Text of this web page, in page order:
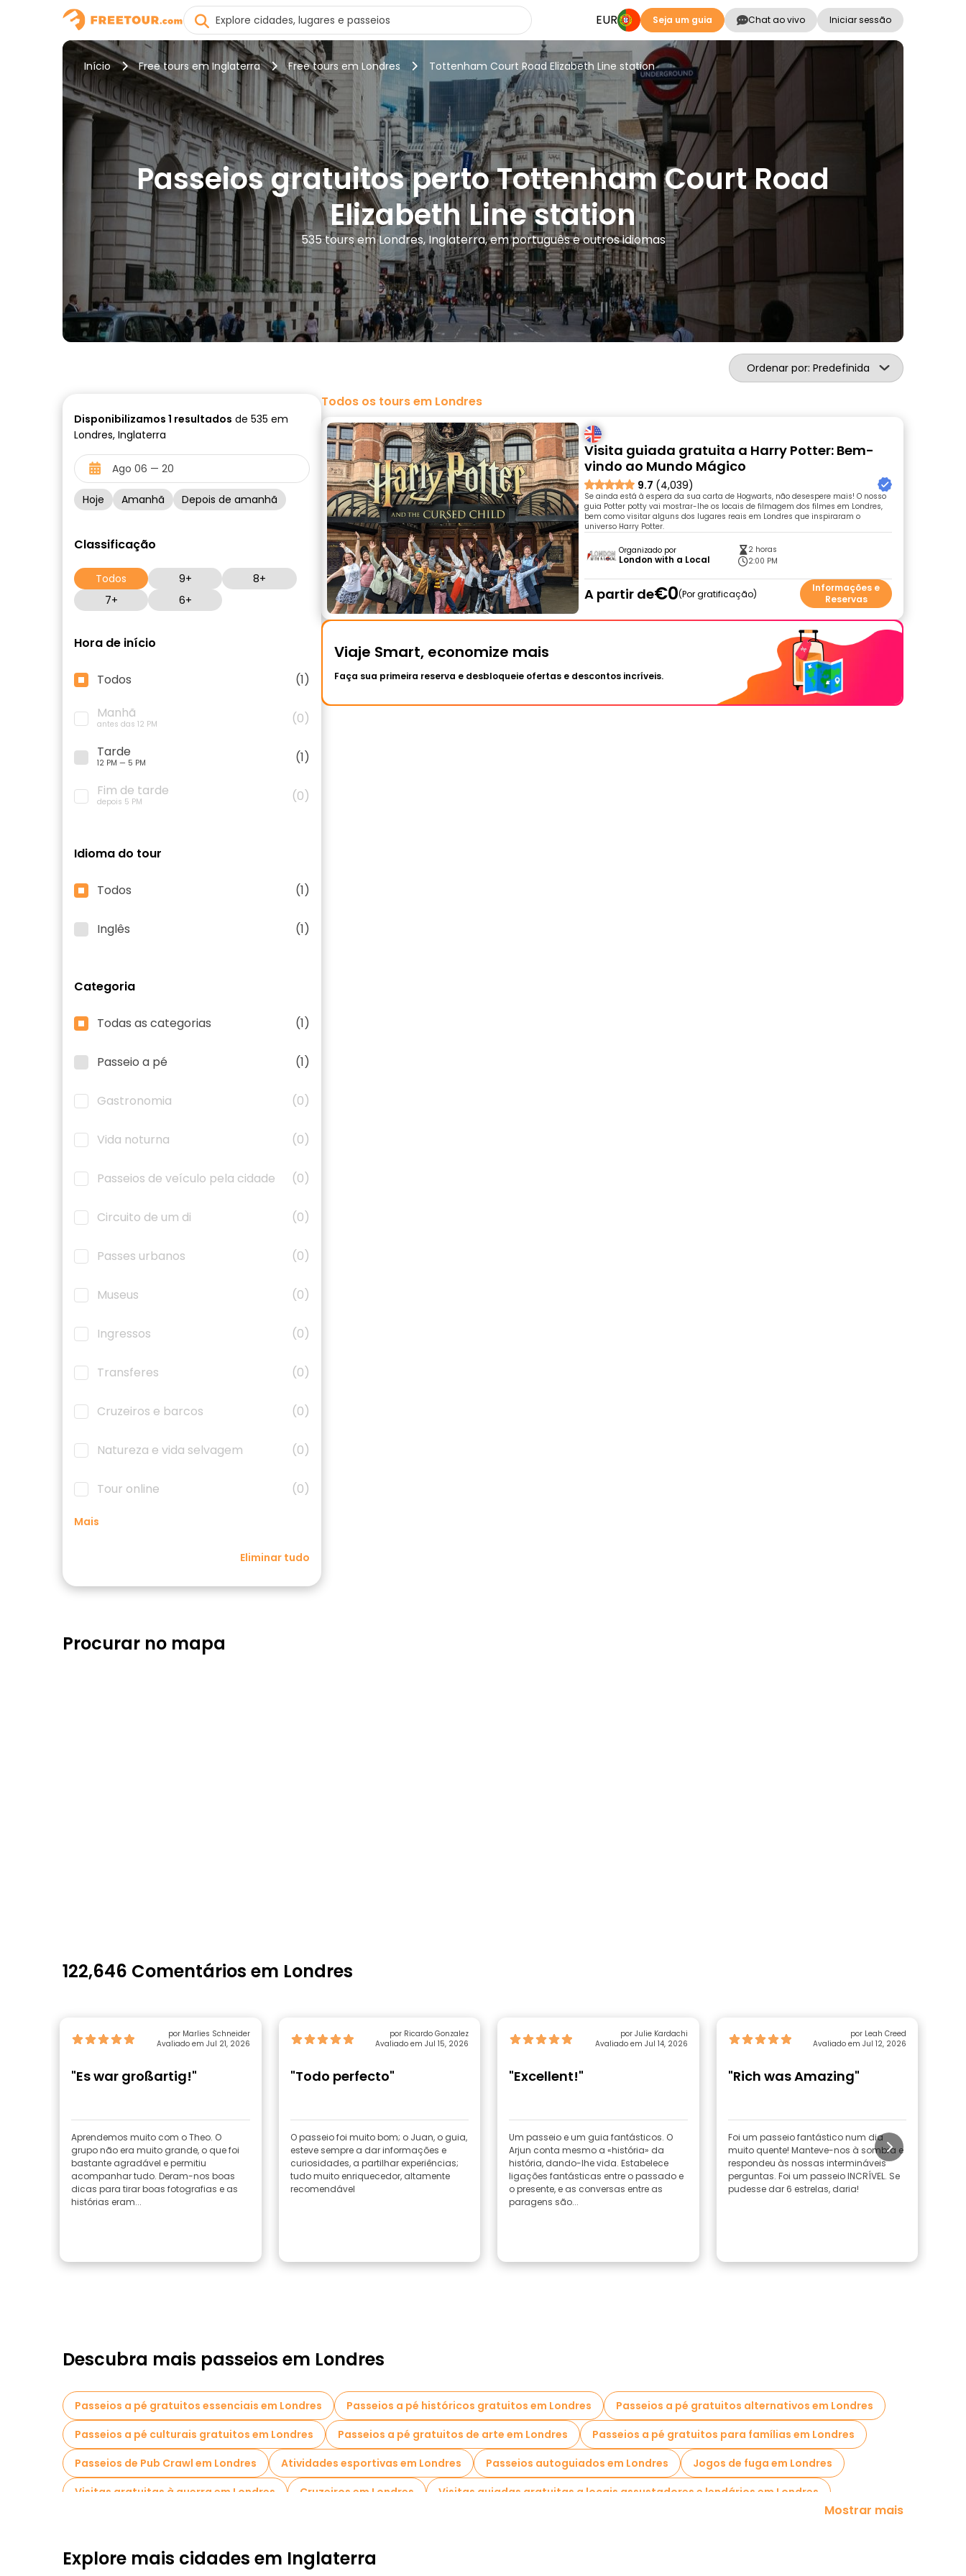
EUR Seja um guia Chat ao vivo Iniciar sessão
Início Free tours em Inglaterra Free tours em Londres Tottenham Court Road Elizabeth Line station
Passeios gratuitos perto Tottenham Court Road
Elizabeth Line station
535 tours em Londres, Inglaterra, em português e outros idiomas
Ordenar por: Predefinida
Disponibilizamos 1 resultados de 535 em
Londres, Inglaterra
Hoje Amanhã Depois de amanhã
Classificação
Todos 9+
8+
7+
6+
Hora de início
Todos
(1)
Manhã
antes das 12 PM
(0)
Tarde
12 PM — 5 PM
(1)
Fim de tarde
depois 5 PM (0)
Idioma do tour
Todos (1)
Inglês (1)
Categoria
Todas as categorias (1)
Passeio a pé (1)
Gastronomia (0)
Vida noturna (0)
Passeios de veículo pela cidade (0)
Circuito de um di (0)
Passes urbanos (0)
Museus (0)
Ingressos (0)
Transferes (0)
Cruzeiros e barcos (0)
Natureza e vida selvagem (0)
Tour online (0)
Mais
Eliminar tudo
Todos os tours em Londres
Visita guiada gratuita a Harry Potter: Bem-
vindo ao Mundo Mágico
9.7 (4,039)
Se ainda está à espera da sua carta de Hogwarts, não desespere mais! O nosso
guia Potter potty vai mostrar-lhe os locais de filmagem dos filmes em Londres,
bem como visitar alguns dos lugares reais em Londres que inspiraram o
universo Harry Potter.
Organizado por
London with a Local
2 horas
2:00 PM
A partir de€0 Por gratificação
Informações e
Reservas
Viaje Smart, economize mais
Faça sua primeira reserva e desbloqueie ofertas e descontos incríveis.
Procurar no mapa
122,646 Comentários em Londres
por Marlies Schneider
Avaliado em Jul 21, 2026
"Es war großartig!"
Aprendemos muito com o Theo. O
grupo não era muito grande, o que foi
bastante agradável e permitiu
acompanhar tudo. Deram-nos boas
dicas para tirar boas fotografias e as
histórias eram...
por Ricardo Gonzalez
Avaliado em Jul 15, 2026
"Todo perfecto"
O passeio foi muito bom; o Juan, o guia,
esteve sempre a dar informações e
curiosidades, a partilhar experiências;
tudo muito enriquecedor, altamente
recomendável
por Julie Kardachi
Avaliado em Jul 14, 2026
"Excellent!"
Um passeio e um guia fantásticos. O
Arjun conta mesmo a «história» da
história, dando-lhe vida. Estabelece
ligações fantásticas entre o passado e
o presente, e as conversas entre as
paragens são...
por Leah Creed
Avaliado em Jul 12, 2026
"Rich was Amazing"
Foi um passeio fantástico num dia
muito quente! Manteve-nos à sombra e
respondeu às nossas intermináveis
perguntas. Foi um passeio INCRÍVEL. Se
pudesse dar 6 estrelas, daria!
Descubra mais passeios em Londres
Passeios a pé gratuitos essenciais em Londres Passeios a pé históricos gratuitos em Londres
Passeios a pé gratuitos alternativos em Londres
Passeios a pé culturais gratuitos em Londres
Passeios a pé gratuitos de arte em Londres
Passeios a pé gratuitos para famílias em Londres
Passeios de Pub Crawl em Londres
Atividades esportivas em Londres Passeios autoguiados em Londres
Jogos de fuga em Londres
Visitas gratuitas à guerra em Londres
Cruzeiros em Londres
Visitas guiadas gratuitas a locais assustadores e lendários em Londres
Visitas ao mercado em Londres
Excursões gratuitas sobre Harry Potter em Londres
Mostrar mais
Explore mais cidades em Inglaterra